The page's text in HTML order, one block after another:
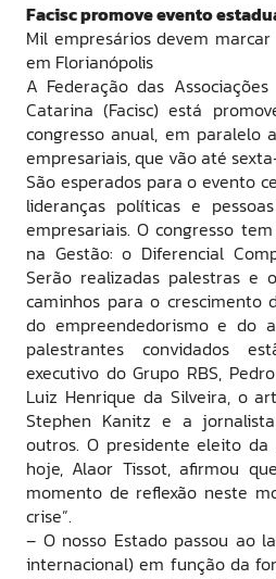
Facisc promove evento
Mil empresários devem
em Florianópolis
A Federação das
Catarina (Facisc) está
congresso anual, em paralelo
empresariais, que vão até
São esperados para o evento
lideranças políticas e
empresariais. O congresso
na Gestão: o Diferencial
Serão realizadas palestras e
caminhos para o crescimento
do empreendedorismo e do
palestrantes convidados
executivo do Grupo RBS,
Luiz Henrique da Silveira, o
Stephen Kanitz e a
outros. O presidente eleito da
hoje, Alaor Tissot, afirmou
momento de reflexão neste
crise”.
– O nosso Estado passou ao
internacional) em função da